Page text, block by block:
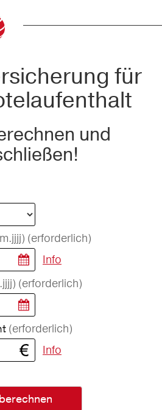
für
und
(erforderlich)
Info
(erforderlich)
(erforderlich)
Info
berechnen